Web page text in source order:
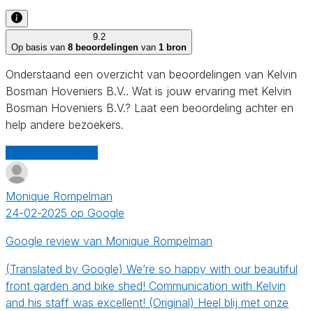
9.2
Op basis van 8 beoordelingen van 1 bron
Onderstaand een overzicht van beoordelingen van Kelvin
Bosman Hoveniers B.V.. Wat is jouw ervaring met Kelvin
Bosman Hoveniers B.V.? Laat een beoordeling achter en
help andere bezoekers.
Monique Rompelman
24-02-2025 op Google
Google review van Monique Rompelman
(Translated by Google) We’re so happy with our beautiful
front garden and bike shed! Communication with Kelvin
and his staff was excellent! (Original) Heel blij met onze